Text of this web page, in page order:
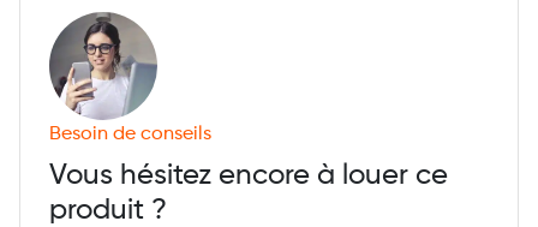
Besoin de conseils
Vous hésitez encore à louer ce
produit ?